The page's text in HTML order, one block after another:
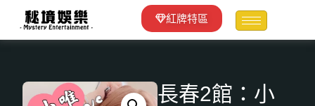
紅牌特區
長春2館：小